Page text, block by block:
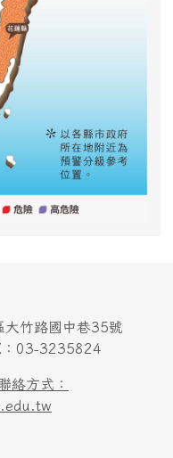
竹路國中巷35號
03-3235824
絡方式：